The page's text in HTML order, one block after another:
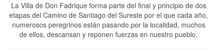
La Villa de Don Fadrique forma parte del final y principio de dos
etapas del Camino de Santiago del Sureste por el que cada año,
numerosos peregrinos están pasando por la localidad, muchos
de ellos, descansan y reponen fuerzas en nuestro pueblo.